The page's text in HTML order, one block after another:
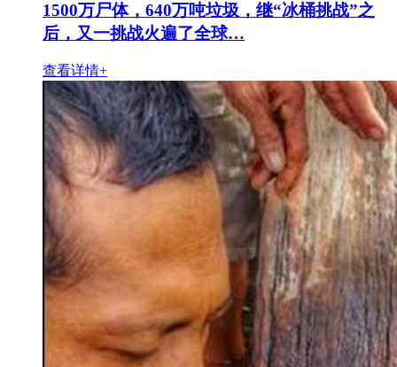
1500万尸体，640万吨垃圾，继“冰桶挑战”之
后，又一挑战火遍了全球…
查看详情+